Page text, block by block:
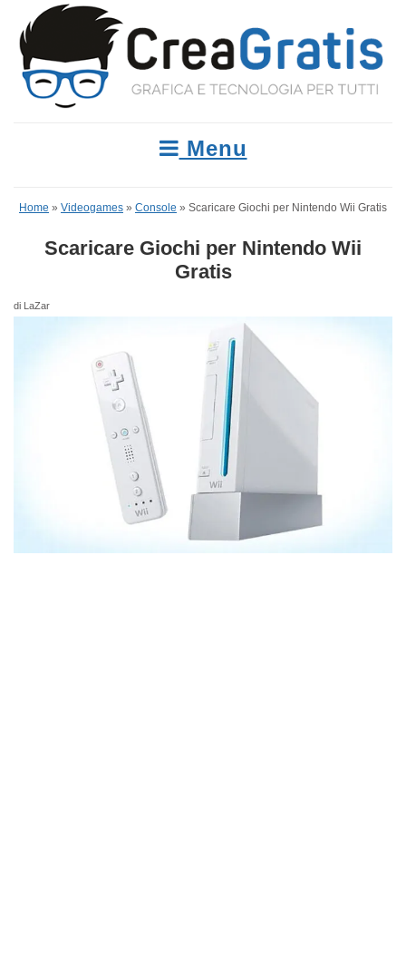
Menu
Home » Videogames » Console » Scaricare Giochi per Nintendo Wii Gratis
Scaricare Giochi per Nintendo Wii
Gratis
di LaZar